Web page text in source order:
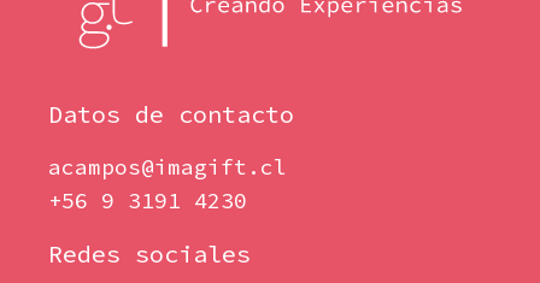
Datos de contacto
acampos@imagift.cl
+56 9 3191 4230
Redes sociales